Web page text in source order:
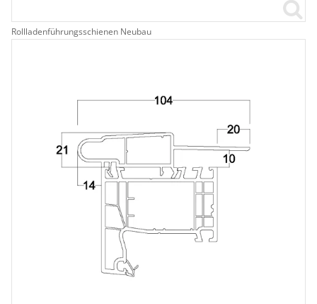
Rollladenführungsschienen Neubau